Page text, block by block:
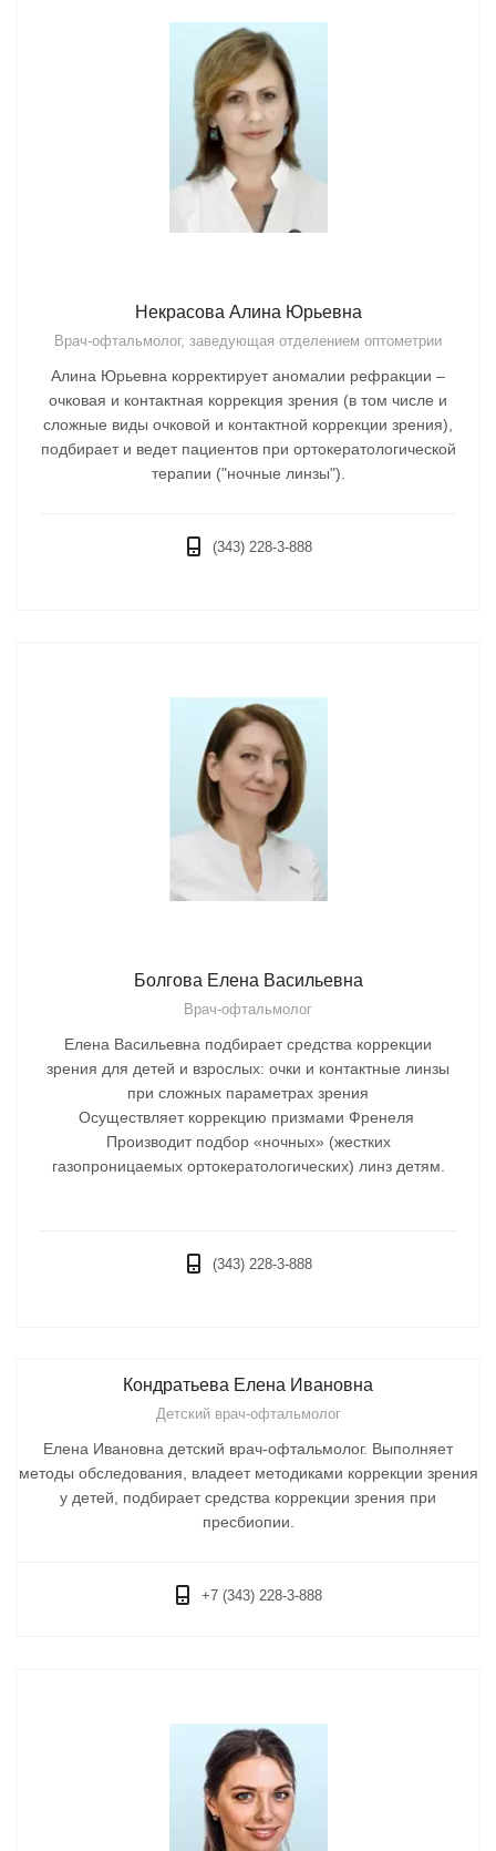
Некрасова Алина Юрьевна
Врач-офтальмолог, заведующая отделением оптометрии
Алина Юрьевна корректирует аномалии рефракции –
очковая и контактная коррекция зрения (в том числе и
сложные виды очковой и контактной коррекции зрения),
подбирает и ведет пациентов при ортокератологической
терапии ("ночные линзы").
(343) 228-3-888
Болгова Елена Васильевна
Врач-офтальмолог
Елена Васильевна подбирает средства коррекции
зрения для детей и взрослых: очки и контактные линзы
при сложных параметрах зрения
Осуществляет коррекцию призмами Френеля
Производит подбор «ночных» (жестких
газопроницаемых ортокератологических) линз детям.
(343) 228-3-888
Кондратьева Елена Ивановна
Детский врач-офтальмолог
Елена Ивановна детский врач-офтальмолог. Выполняет
методы обследования, владеет методиками коррекции зрения
у детей, подбирает средства коррекции зрения при
пресбиопии.
+7 (343) 228-3-888